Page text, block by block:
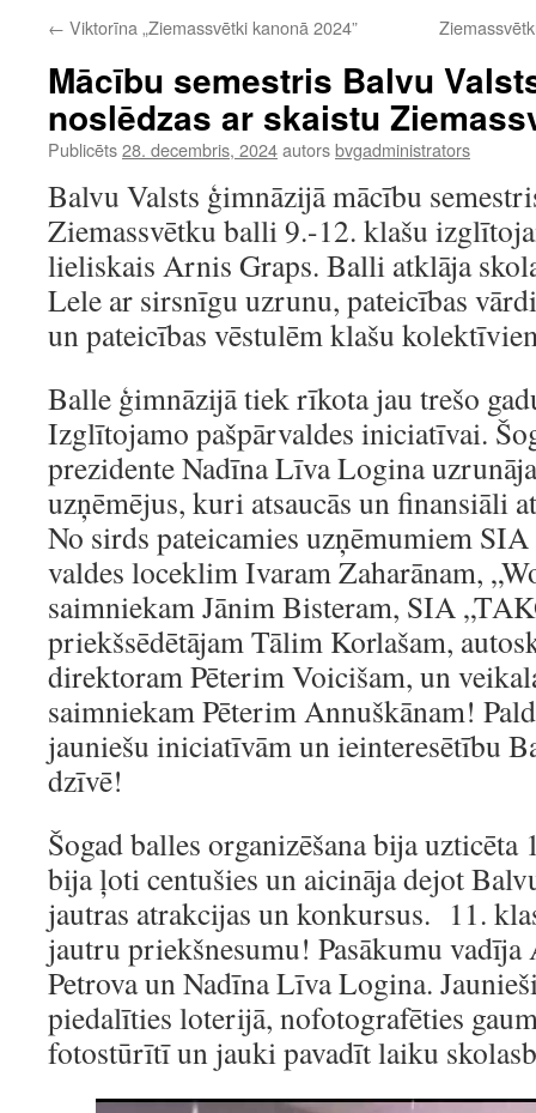
← Viktorīna „Ziemassvētki kanonā 2024”
Mācību semestris Balvu
noslēdzas ar skaistu
Publicēts28. decembris, 2024autorsbvgadministrators
Balvu Valsts ģimnāzijā mācību
Ziemassvētku balli 9.-12. klašu
lieliskais Arnis Graps. Balli atklāja
Lele ar sirsnīgu uzrunu, pateicības
un pateicības vēstulēm klašu
Balle ģimnāzijā tiek rīkota jau trešo
Izglītojamo pašpārvaldes iniciatīvai.
prezidente Nadīna Līva Logina
uzņēmējus, kuri atsaucās un finansiāli
No sirds pateicamies uzņēmumiem
valdes loceklim Ivaram Zaharānam,
saimniekam Jānim Bisteram, SIA
priekšsēdētājam Tālim Korlašam,
direktoram Pēterim Voicišam, un
saimniekam Pēterim Annuškānam!
jauniešu iniciatīvām un ieinteresētību
dzīvē!
Šogad balles organizēšana bija uzticēta
bija ļoti centušies un aicināja dejot
jautras atrakcijas un konkursus. 11.
jautru priekšnesumu! Pasākumu
Petrova un Nadīna Līva Logina.
piedalīties loterijā, nofotografēties
fotostūrītī un jauki pavadīt laiku